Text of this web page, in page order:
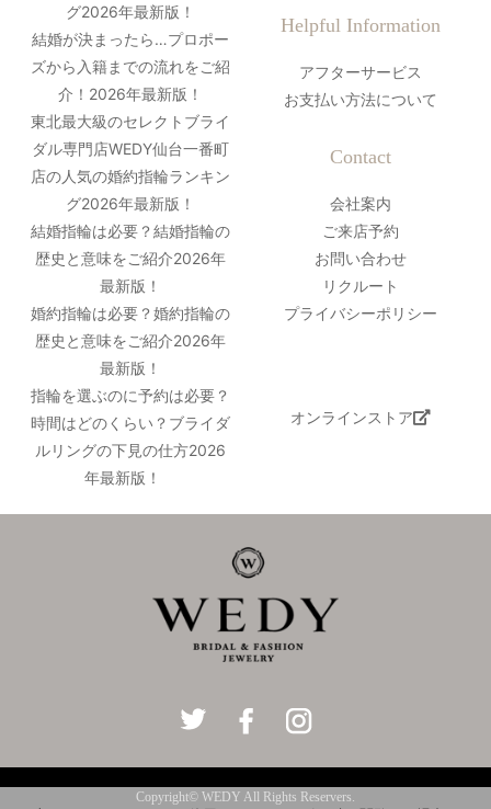
グ2026年最新版！
結婚が決まったら…プロポー
ズから入籍までの流れをご紹
介！2026年最新版！
東北最大級のセレクトブライ
ダル専門店WEDY仙台一番町
店の人気の婚約指輪ランキン
グ2026年最新版！
結婚指輪は必要？結婚指輪の
歴史と意味をご紹介2026年
最新版！
婚約指輪は必要？婚約指輪の
歴史と意味をご紹介2026年
最新版！
指輪を選ぶのに予約は必要？
時間はどのくらい？ブライダ
ルリングの下見の仕方2026
年最新版！
Helpful Information
アフターサービス
お支払い方法について
Contact
会社案内
ご来店予約
お問い合わせ
リクルート
プライバシーポリシー
オンラインストア
Copyright© WEDY All Rights Reservers.